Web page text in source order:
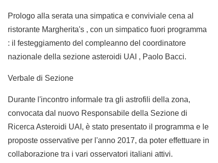
Prologo alla serata una simpatica e conviviale cena al
ristorante Margherita's , con un simpatico fuori programma
: il festeggiamento del compleanno del coordinatore
nazionale della sezione asteroidi UAI , Paolo Bacci.
Verbale di Sezione
Durante l'incontro informale tra gli astrofili della zona,
convocata dal nuovo Responsabile della Sezione di
Ricerca Asteroidi UAI, è stato presentato il programma e le
proposte osservative per l'anno 2017, da poter effettuare in
collaborazione tra i vari osservatori italiani attivi.